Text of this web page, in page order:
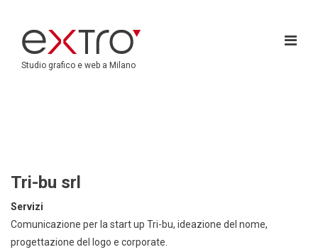
Studio grafico e web a Milano
Tri-bu srl
Servizi
Comunicazione per la start up Tri-bu, ideazione del nome,
progettazione del logo e corporate.